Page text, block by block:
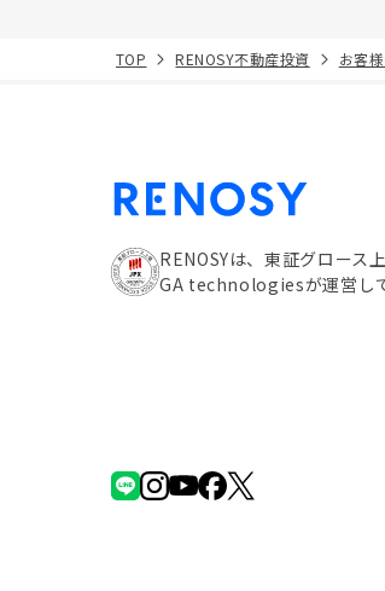
TOP RENOSY不動産投資 お客
RENOSYは、東証グロース
GA technologiesが運営し